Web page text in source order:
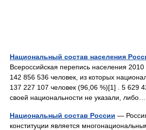
Национальный состав населения
Всероссийская перепись населения 2010
142 856 536 человек, из которых
137 227 107 человек (96,06 %)[1] . 5 629
своей национальности не указали,
Национальный состав России —
конституции является